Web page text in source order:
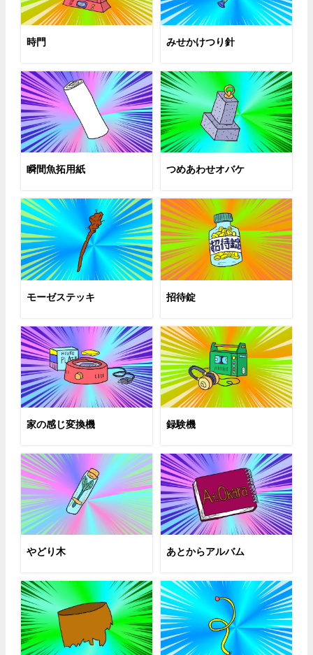
時門 みせかけつり針
瞬間魚拓用紙 つめあわせオバケ
モーゼステッキ 招待錠
家の感じ変換機 録験機
やどり木 あとからアルバム